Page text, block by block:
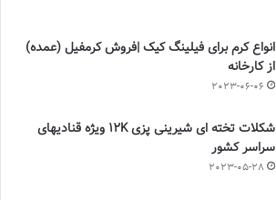
انواع کرم برای فیلینگ کیک |فروش کرمفیل (عمده)
از کارخانه
2023-06-06
شکلات تخته ای شیرینی پزی 12K ویژه قنادیهای
سراسر کشور
2023-05-28